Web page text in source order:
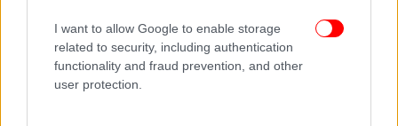
I want to allow Google to enable storage
related to security, including authentication
functionality and fraud prevention, and other
user protection.
σύγκρουση τρένων στην Ισπανία -Συγκλονίζουν οι
μαρτυρίες
Αιτωλοακαρνανία: Η μοιραία συνάντηση του 44χρονου